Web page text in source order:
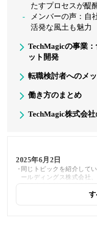
たすプロセスが醍
メンバーの声：自
活発な風土も魅力
TechMagicの事業
ット開発
転職検討者へのメ
働き方のまとめ
TechMagic株式会
2025年6月2日
同じトピックを紹介して
ールディングス株式会社
FXC株式会社、株式会社
内部リンクを追加しました